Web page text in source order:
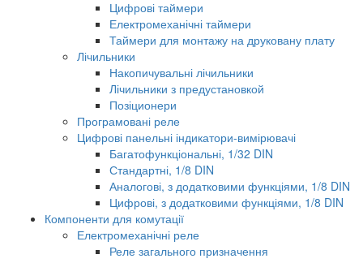
Цифрові таймери
Електромеханічні таймери
Таймери для монтажу на друковану плату
Лічильники
Накопичувальні лічильники
Лічильники з предустановкой
Позіционери
Програмовані реле
Цифрові панельні індикатори-вимірювачі
Багатофункціональні, 1/32 DIN
Стандартні, 1/8 DIN
Аналогові, з додатковими функціями, 1/8 DIN
Цифрові, з додатковими функціями, 1/8 DIN
Компоненти для комутації
Електромеханічні реле
Реле загального призначення